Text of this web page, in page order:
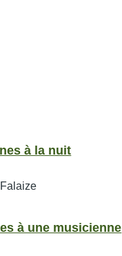
à la nuit
Falaize
à une musicienne